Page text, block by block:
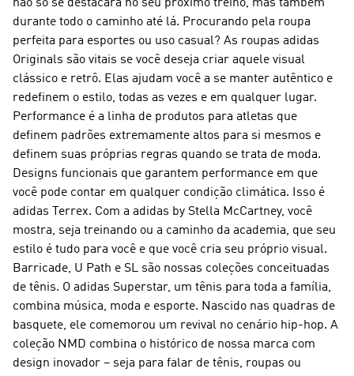
não só se destacará no seu próximo treino, mas também
durante todo o caminho até lá. Procurando pela roupa
perfeita para esportes ou uso casual? As roupas adidas
Originals são vitais se você deseja criar aquele visual
clássico e retrô. Elas ajudam você a se manter autêntico e
redefinem o estilo, todas as vezes e em qualquer lugar.
Performance é a linha de produtos para atletas que
definem padrões extremamente altos para si mesmos e
definem suas próprias regras quando se trata de moda.
Designs funcionais que garantem performance em que
você pode contar em qualquer condição climática. Isso é
adidas Terrex. Com a adidas by Stella McCartney, você
mostra, seja treinando ou a caminho da academia, que seu
estilo é tudo para você e que você cria seu próprio visual.
Barricade, U Path e SL são nossas coleções conceituadas
de tênis. O adidas Superstar, um tênis para toda a família,
combina música, moda e esporte. Nascido nas quadras de
basquete, ele comemorou um revival no cenário hip-hop. A
coleção NMD combina o histórico de nossa marca com
design inovador – seja para falar de tênis, roupas ou